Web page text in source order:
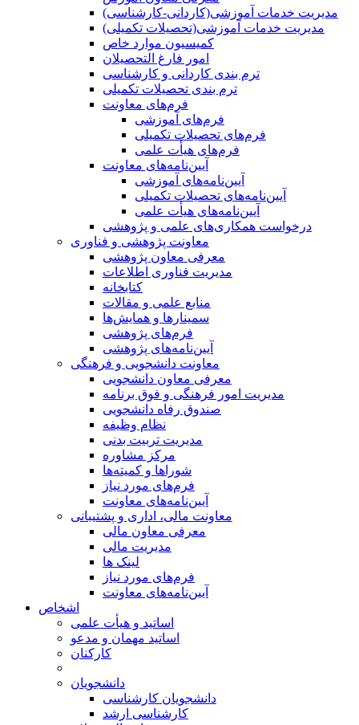
مدیریت خدمات آموزشی(کاردانی-کارشناسی)
مدیریت خدمات آموزشی(تحصیلات تکمیلی)
کمیسیون موارد خاص
امور فارغ التحصیلان
ترم بندی کاردانی و کارشناسی
ترم بندی تحصیلات تکمیلی
فرم‌های معاونت
فرم‌های آموزشی
فرم‌های تحصیلات تکمیلی
فرم‌های هیأت علمی
آیین‌نامه‌های معاونت
آیین‌نامه‌های آموزشی
آیین‌نامه‌های تحصیلات تکمیلی
آیین‌نامه‌های هیأت علمی
درخواست همکاری‌های علمی و پژوهشی
معاونت پژوهشی و فناوری
معرفی معاون پژوهشی
مدیریت فناوری اطلاعات
کتابخانه
منابع علمی و مقالات
سمینارها و همایش‌ها
فرم‌های پژوهشی
آیین‌نامه‌های پژوهشی
معاونت دانشجویی و فرهنگی
معرفی معاون دانشجویی
مدیریت امور فرهنگی و فوق برنامه
صندوق رفاه دانشجویی
نظام وظیفه
مدیریت تربیت بدنی
مرکز مشاوره
شوراها و کمیته‌ها
فرم‌های مورد نیاز
آیین‌نامه‌های معاونت
معاونت مالی، اداری و پشتیبانی
معرفی معاون مالی
مدیریت مالی
لینک ها
فرم‌های مورد نیاز
آیین‌نامه‌های معاونت
اشخاص
اساتید و هیأت علمی
اساتید مهمان و مدعو
کارکنان
دانشجویان
دانشجویان کارشناسی
کارشناسی ارشد